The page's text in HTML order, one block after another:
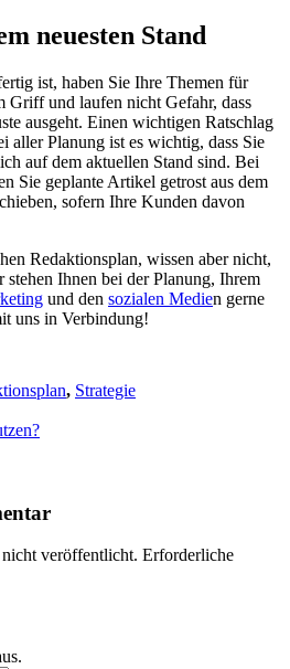
neu­es­ten Stand
ist, haben Sie Ihre The­men für
Griff und lau­fen nicht Gefahr, dass
aus­geht. Einen wich­ti­gen Rat­schlag
aller Pla­nung ist es wich­tig, dass Sie
auf dem aktu­el­len Stand sind. Bei
Sie geplan­te Arti­kel getrost aus dem
sofern Ihre Kun­den davon
Redak­ti­ons­plan, wis­sen aber nicht,
Ihnen bei der Pla­nung, Ihrem
und den sozia­len Medien ger­ne
uns in Ver­bin­dung!
, Strategie
veröffentlicht. Erforderliche